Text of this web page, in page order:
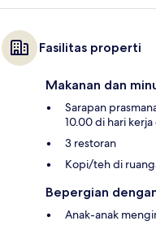
Fasilitas properti
Makanan dan
Sarapan
10.00 di hari
3 restoran
Kopi/teh di
Bepergian
Anak-anak